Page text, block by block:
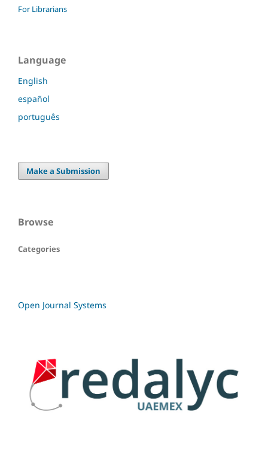
For Librarians
Language
English
español
português
Make a Submission
Browse
Categories
Open Journal Systems